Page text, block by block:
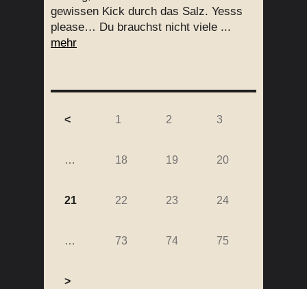
gewissen Kick durch das Salz. Yesss
please… Du brauchst nicht viele ...
mehr
< 1 2 3
… 18 19 20
21 22 23 24
… 73 74 75
>